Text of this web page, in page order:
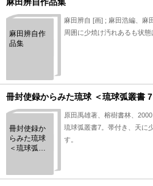
麻田辨自作
品集
麻田辨自 [画] ; 麻田浩編、麻
周囲に少焼け汚れあるも状態
冊封使録からみた琉球 ＜琉球弧叢書 7
冊封使録か
らみた琉球
＜琉球弧叢
原田禹雄著、榕樹書林、
琉球弧叢書7。帯付き、天に
す。